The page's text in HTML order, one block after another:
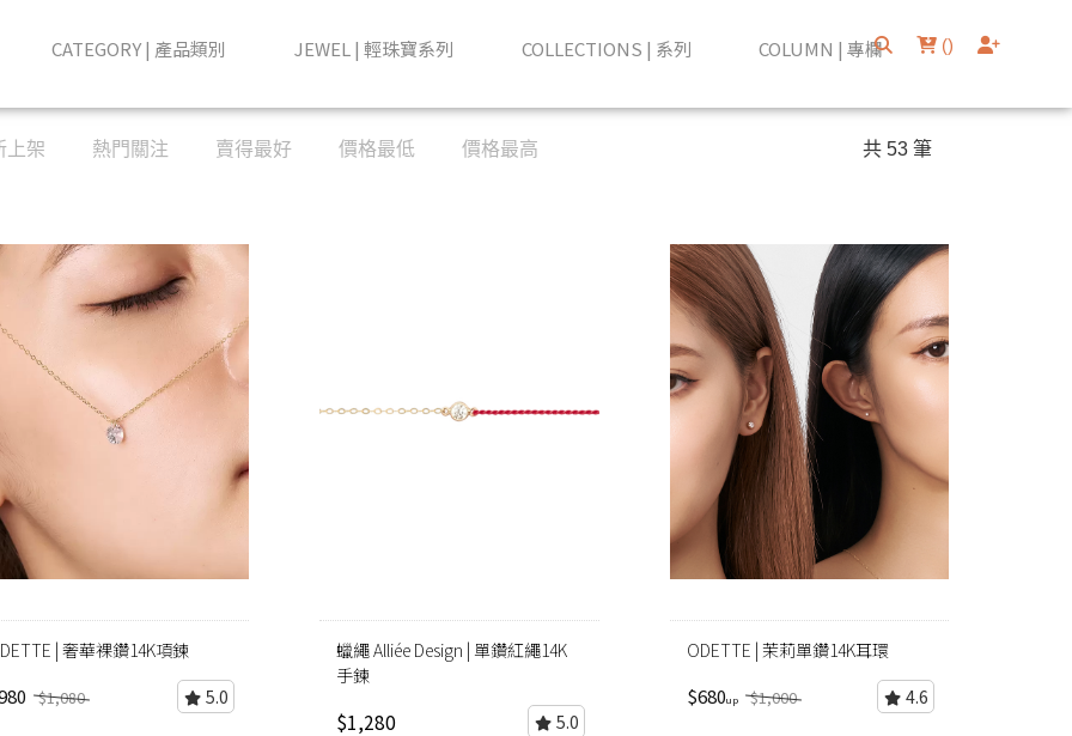
()
CATEGORY | 產品類別 JEWEL | 輕珠寶系列 COLLECTIONS | 系列 COLUMN | 專欄
上架 熱門關注 賣得最好 價格最低 價格最高 共 53 筆
| 奢華裸鑽14K項鍊
$1,080 5.0
蠟繩 Alliée Design | 單鑽紅繩14K
手鍊
$1,280 5.0
ODETTE | 茉莉單鑽14K耳環
$680 $1,000 4.6